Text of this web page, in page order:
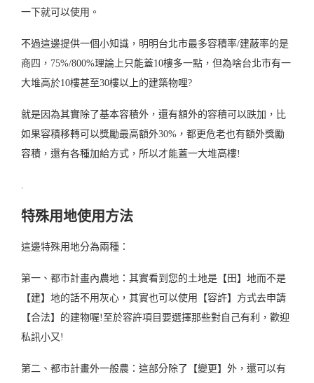
一下就可以使用。
不過這邊提供一個小知識，明明台北市最多容積率/建蔽率的是
商四，75%/800%理論上只能蓋10樓多一點，但為啥台北市有一
大堆高於10樓甚至30樓以上的建築物哩?
就是因為其實除了基本容積外，還有額外的容積可以跌加，比
如果容積移轉可以獎勵最高額外30%，都更危老也有額外獎勵
容積，還有各種加給方式，所以才能蓋一大堆高樓!
.
特殊用地使用方法
這邊特殊用地分為兩種：
第一、都市計畫內農地：其實看到您的土地是【田】地而不是
【建】地的話不用灰心，其實也可以使用【容許】方式去申請
【合法】的建物喔!至於容許項目要選擇那些對自己有利，歡迎
私訊小又!
第二、都市計畫外一般農：這部分除了【變更】外，還可以有